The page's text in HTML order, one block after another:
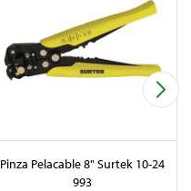
Pinza Pelacable 8" Surtek 10-24
993